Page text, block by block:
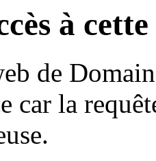
à
de
car la